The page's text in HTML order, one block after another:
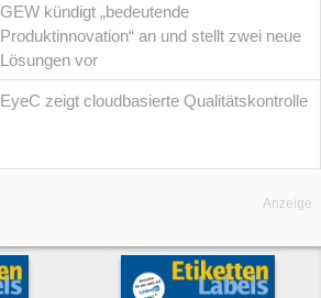
GEW kündigt „bedeutende
Produktinnovation“ an und stellt zwei neue
Lösungen vor
EyeC zeigt cloudbasierte Qualitätskontrolle
Anzeige